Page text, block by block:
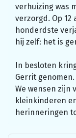
verhuizing was
verzorgd. Op 12
honderdste
hij zelf: het is
In besloten
Gerrit genomen.
We wensen zijn
kleinkinderen
herinneringen